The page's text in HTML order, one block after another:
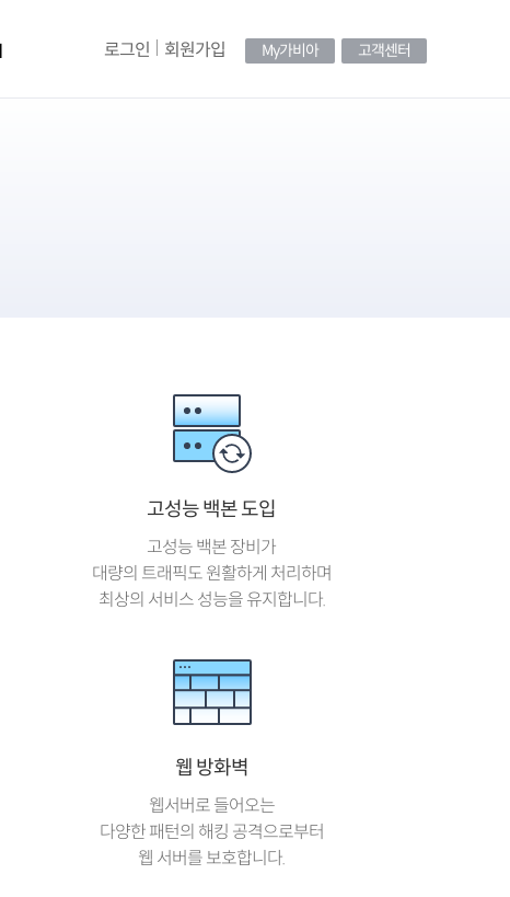
로그인 회원가입 My가비아 고객센터
고성능 백본 도입
고성능 백본 장비가
대량의 트래픽도 원활하게 처리하며
최상의 서비스 성능을 유지합니다.
웹 방화벽
웹서버로 들어오는
다양한 패턴의 해킹 공격으로부터
웹 서버를 보호합니다.